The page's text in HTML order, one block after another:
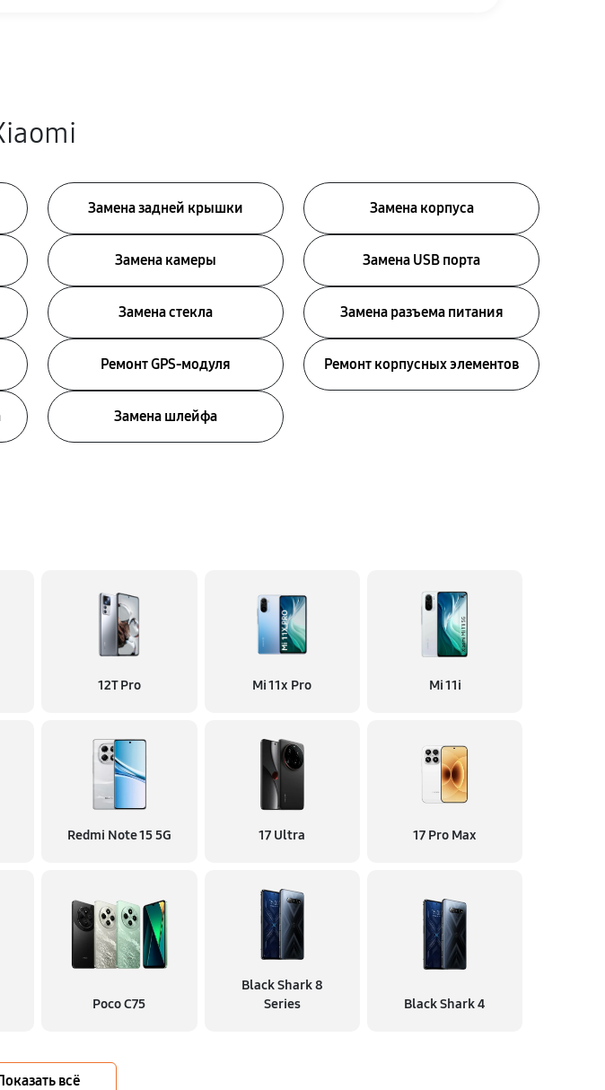
Замена задней крышки Замена корпуса
Замена камеры Замена USB порта
Замена стекла Замена разъема питания
Ремонт GPS-модуля Ремонт корпусных элементов
Замена шлейфа
12T Pro Mi 11x Pro Mi 11i
Redmi Note 15 5G 17 Ultra 17 Pro Max
Poco C75
Black Shark 8
Series
Black Shark 4
всё